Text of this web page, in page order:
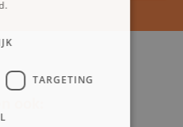
TARGETING